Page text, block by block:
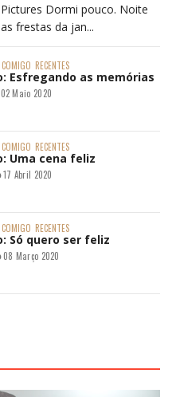
Dormi pouco. Noite
frestas da jan...
RECENTES
Esfregando as memórias
02 Maio 2020
RECENTES
Uma cena feliz
17 Abril 2020
RECENTES
Só quero ser feliz
08 Março 2020